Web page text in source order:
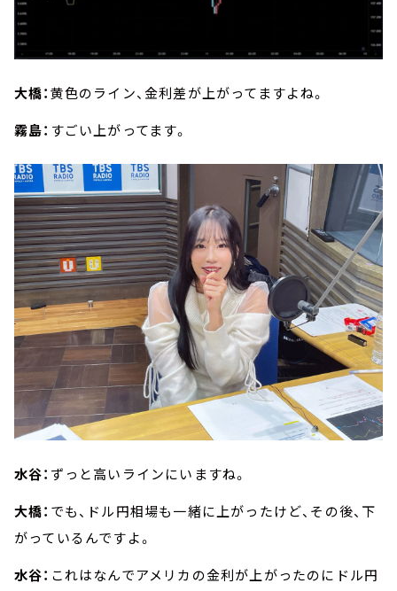
大橋：黄色のライン、金利差が上がってますよね。
霧島： すごい上がってます。
水谷： ずっと高いラインにいますね。
大橋： でも、ドル円相場も一緒に上がったけど、その後、下
がっているんですよ。
水谷： これはなんでアメリカの金利が上がったのにドル円